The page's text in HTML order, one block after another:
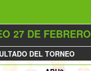
27 DE FEBRERO
DEL TORNEO